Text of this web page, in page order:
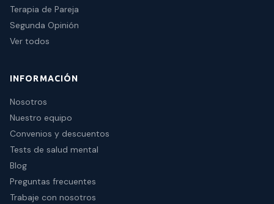
Terapia de Pareja
Segunda Opinión
Ver todos
INFORMACIÓN
Nosotros
Nuestro equipo
Convenios y descuentos
Tests de salud mental
Blog
Preguntas frecuentes
Trabaje con nosotros